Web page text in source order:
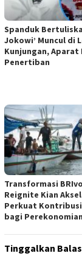
Spanduk
Jokowi’ Muncul di
Kunjungan, Aparat
Penertiban
Transformasi
Reignite Kian
Perkuat
bagi
Tinggalkan